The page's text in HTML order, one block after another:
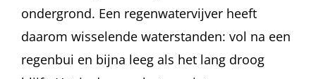
ondergrond. Een regenwatervijver heeft
daarom wisselende waterstanden: vol na een
regenbui en bijna leeg als het lang droog